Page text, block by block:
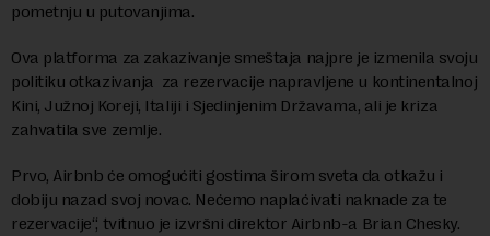
pometnju u putovanjima.
Ova platforma za zakazivanje smeštaja najpre je izmenila svoju
politiku otkazivanja za rezervacije napravljene u kontinentalnoj
Kini, Južnoj Koreji, Italiji i Sjedinjenim Državama, ali je kriza
zahvatila sve zemlje.
Prvo, Airbnb će omogućiti gostima širom sveta da otkažu i
dobiju nazad svoj novac. Nećemo naplaćivati naknade za te
rezervacije“, tvitnuo je izvršni direktor Airbnb-a Brian Chesky.